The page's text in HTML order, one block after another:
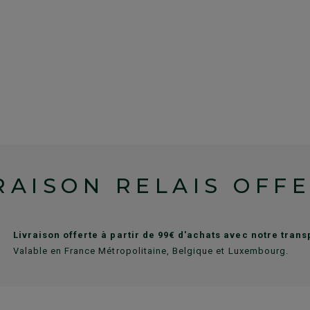
RELAIS
Livraison offerte à partir de 99€ d'achats avec notre
Valable en France Métropolitaine, Belgique et Luxembourg.